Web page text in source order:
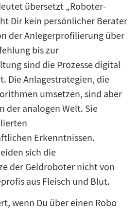
übersetzt „Roboter-
Dir kein persönlicher Berater
der Anlegerprofilierung über
bis zur
sind die Prozesse digital
Die Anlagestrategien, die
umsetzen, sind aber
der analogen Welt. Sie
Erkenntnissen.
sich die
der Geldroboter nicht von
aus Fleisch und Blut.
wenn Du über einen Robo